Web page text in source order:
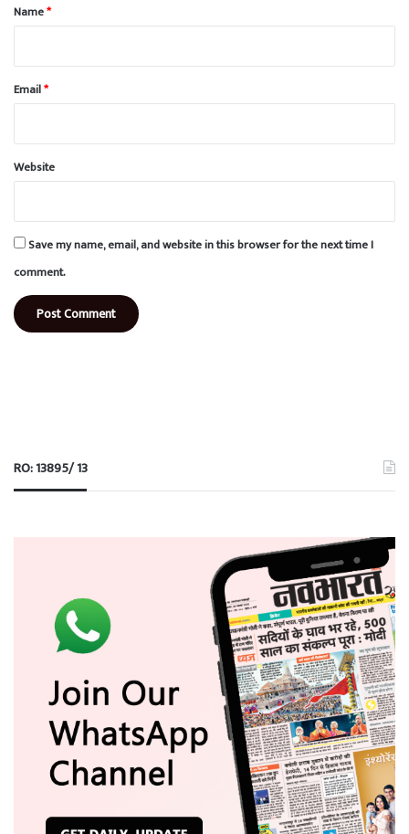
*
Name*
Email*
Website
Save my name, email, and website in this browser for the next time I
comment.
RO: 13895/ 13